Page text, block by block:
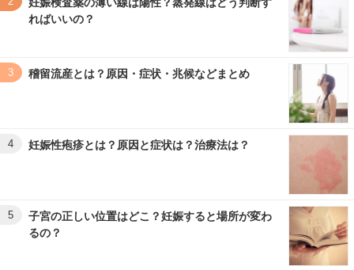
ればいいの？
3 稽留流産とは？原因・症状・兆候などまとめ
4 妊娠性疱疹とは？原因と症状は？治療法は？
5
子宮の正しい位置はどこ？妊娠すると場所が変わ
るの？